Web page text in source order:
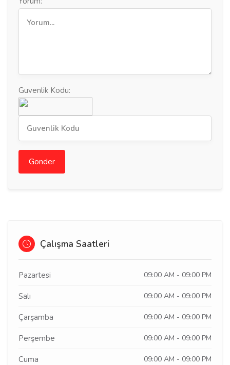
Guvenlik Kodu:
Gonder
Çalışma Saatleri
Pazartesi 09:00 AM - 09:00 PM
Salı 09:00 AM - 09:00 PM
Çarşamba 09:00 AM - 09:00 PM
Perşembe 09:00 AM - 09:00 PM
Cuma 09:00 AM - 09:00 PM